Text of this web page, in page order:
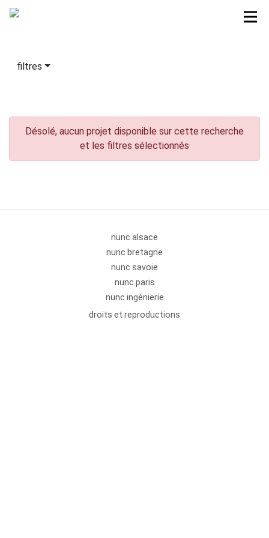
filtres
Désolé, aucun projet disponible sur cette recherche
et les filtres sélectionnés
nunc alsace
nunc bretagne
nunc savoie
nunc paris
nunc ingénierie
droits et reproductions